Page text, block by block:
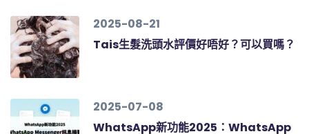
2025-08-21
Tais生髮洗頭水評價好唔好？可以買嗎？
2025-07-08
WhatsApp新功能2025：WhatsApp